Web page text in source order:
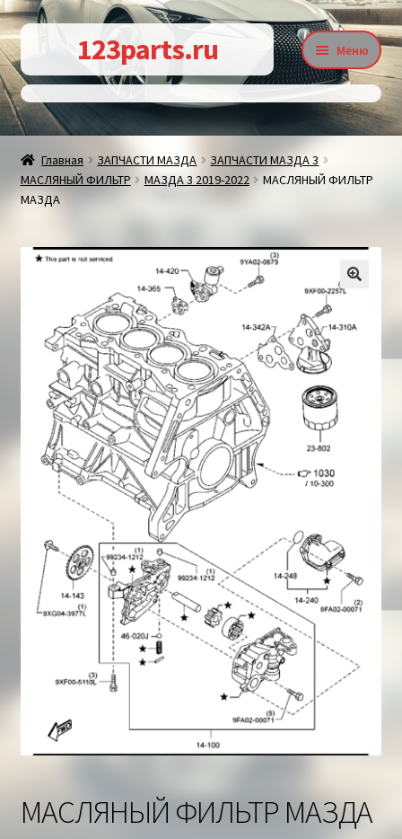
Перейти
к
навигации
Перейти
к
содержимому
123parts.ru Меню
Контакты
Статьи
Доставка и оплата
Корзина
Главная ЗАПЧАСТИ МАЗДА
ЗАПЧАСТИ МАЗДА 3
МАСЛЯНЫЙ ФИЛЬТР
МАЗДА 3 2019-2022
МАСЛЯНЫЙ ФИЛЬТР
МАЗДА
МАСЛЯНЫЙ ФИЛЬТР МАЗДА